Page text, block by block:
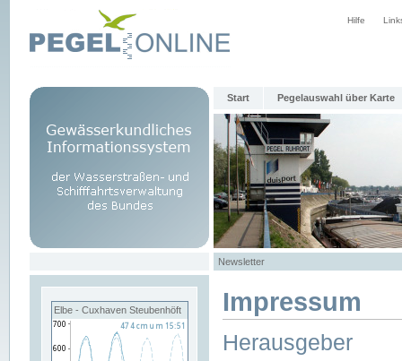
Hilfe
Start Pegelauswahl über Karte
Newsletter
Elbe - Cuxhaven Steubenhöft Impressum
Herausgeber